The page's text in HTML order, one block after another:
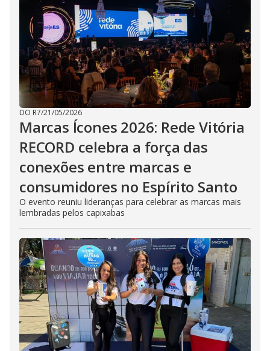
DO R7/21/05/2026
Marcas Ícones 2026: Rede Vitória
RECORD celebra a força das
conexões entre marcas e
consumidores no Espírito Santo
O evento reuniu lideranças para celebrar as marcas mais
lembradas pelos capixabas